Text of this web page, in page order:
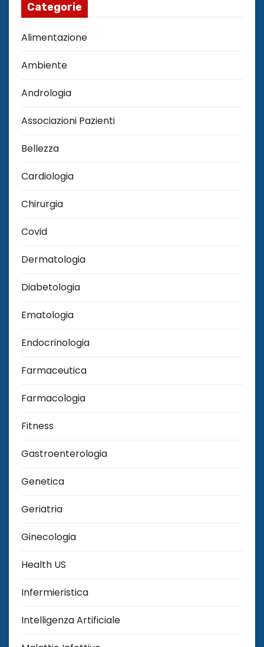
Categorie
Alimentazione
Ambiente
Andrologia
Associazioni Pazienti
Bellezza
Cardiologia
Chirurgia
Covid
Dermatologia
Diabetologia
Ematologia
Endocrinologia
Farmaceutica
Farmacologia
Fitness
Gastroenterologia
Genetica
Geriatria
Ginecologia
Health US
Infermieristica
Intelligenza Artificiale